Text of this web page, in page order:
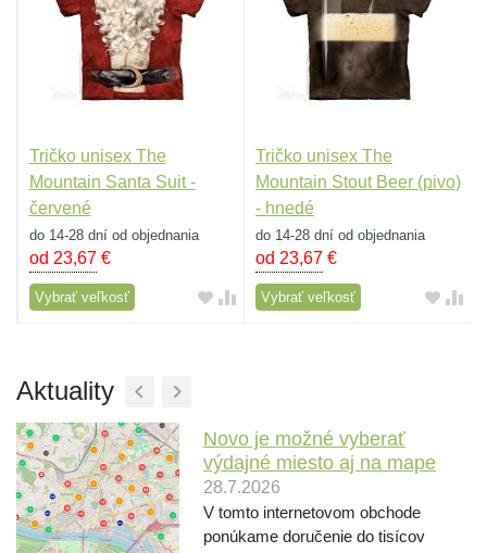
Tričko unisex The
Mountain Santa Suit -
červené
do 14-28 dní od objednania
od 23,67€
Vybrať veľkosť
Tričko unisex The
Mountain Stout Beer (pivo)
- hnedé
do 14-28 dní od objednania
od 23,67 €
Vybrať veľkosť
Aktuality
Novo je možné vyberať
výdajné miesto aj na mape
28.7.2026
V tomto internetovom obchode
ponúkame doručenie do tisícov